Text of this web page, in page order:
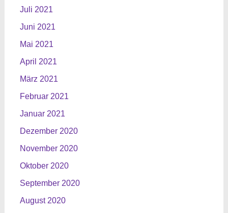
Juli 2021
Juni 2021
Mai 2021
April 2021
März 2021
Februar 2021
Januar 2021
Dezember 2020
November 2020
Oktober 2020
September 2020
August 2020